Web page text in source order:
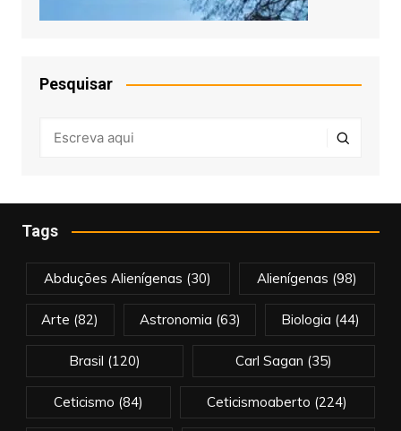
Pesquisar
Tags
Abduções Alienígenas (30) Alienígenas (98)
Arte (82) Astronomia (63) Biologia (44)
Brasil (120) Carl Sagan (35)
Ceticismo (84) Ceticismoaberto (224)